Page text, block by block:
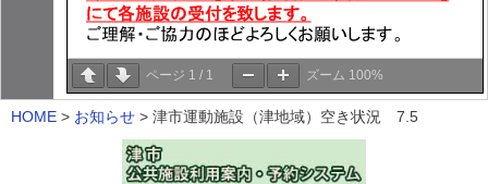
ページ 1 / 1 ズーム 100%
HOME > お知らせ > 津市運動施設（津地域）空き状況 7.5